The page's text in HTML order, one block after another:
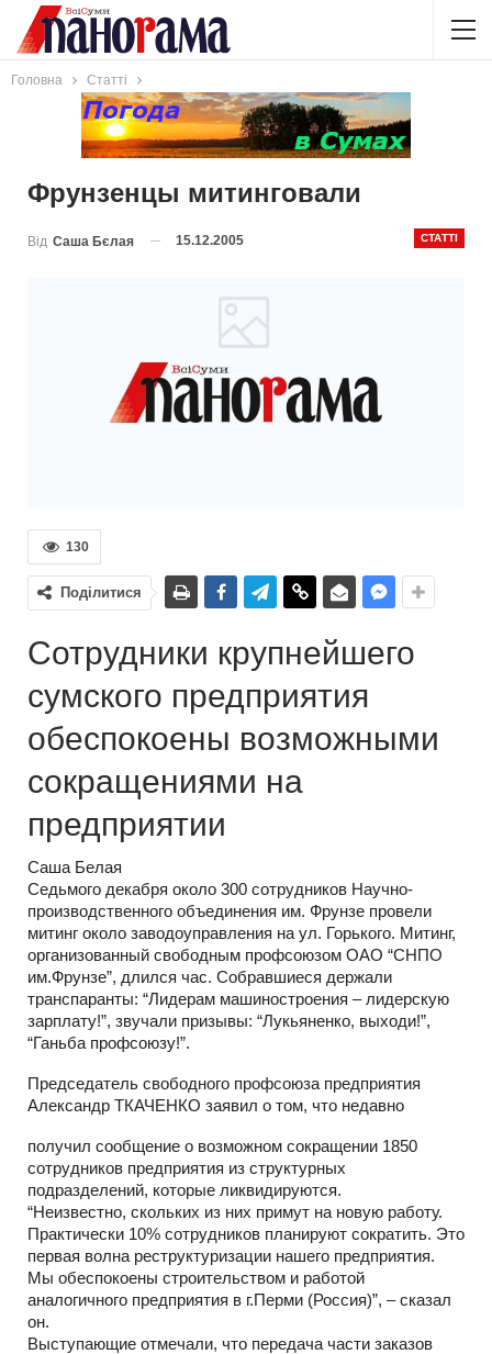
Головна Статті
Фрунзенцы митинговали
СТАТТІ
Від Саша Бєлая 15.12.2005
130
Поділитися
Сотрудники крупнейшего
сумского предприятия
обеспокоены возможными
сокращениями на
предприятии
Саша Белая
Седьмого декабря около 300 сотрудников Научно-
производственного объединения им. Фрунзе провели
митинг около заводоуправления на ул. Горького. Митинг,
организованный свободным профсоюзом ОАО “СНПО
им.Фрунзе”, длился час. Собравшиеся держали
транспаранты: “Лидерам машиностроения – лидерскую
зарплату!”, звучали призывы: “Лукьяненко, выходи!”,
“Ганьба профсоюзу!”.
Председатель свободного профсоюза предприятия
Александр ТКАЧЕНКО заявил о том, что недавно
получил сообщение о возможном сокращении 1850
сотрудников предприятия из структурных
подразделений, которые ликвидируются.
“Неизвестно, скольких из них примут на новую работу.
Практически 10% сотрудников планируют сократить. Это
первая волна реструктуризации нашего предприятия.
Мы обеспокоены строительством и работой
аналогичного предприятия в г.Перми (Россия)”, – сказал
он.
Выступающие отмечали, что передача части заказов